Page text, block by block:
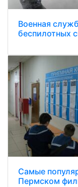
Военная
беспилотных
Самые
Пермском